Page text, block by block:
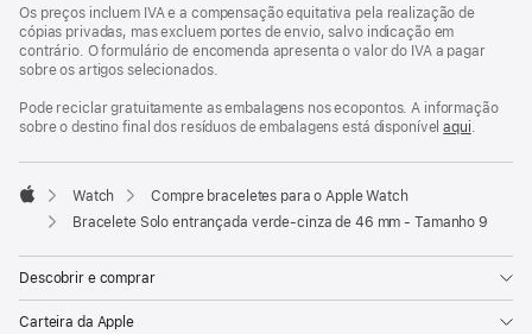
Os preços incluem IVA e a compensação equitativa pela realização de
cópias privadas, mas excluem portes de envio, salvo indicação em
contrário. O formulário de encomenda apresenta o valor do IVA a pagar
sobre os artigos selecionados.
Pode reciclar gratuitamente as embalagens nos ecopontos. A informação
sobre o destino final dos resíduos de embalagens está disponívelaqui.
Apple
Watch
Compre braceletes para o Apple Watch
Bracelete Solo entrançada verde‑cinza de 46 mm - Tamanho 9
Descobrir e comprar
Carteira da Apple